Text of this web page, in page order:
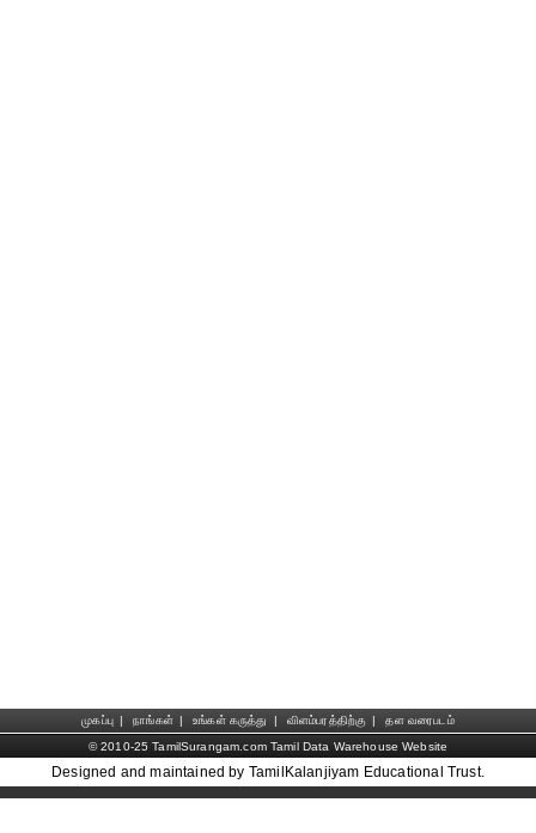
முகப்பு | நாங்கள் | உங்கள் கருத்து | விளம்பரத்திற்கு |
தள வரைபடம்
© 2010-25 TamilSurangam.com Tamil Data Warehouse Website
Designed and maintained by TamilKalanjiyam Educational Trust.